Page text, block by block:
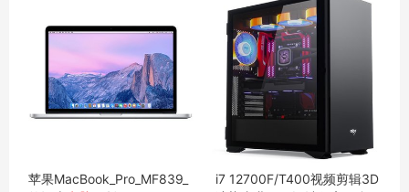
苹果MacBook_Pro_MF839_
i7 12700F/T400视频剪辑3D